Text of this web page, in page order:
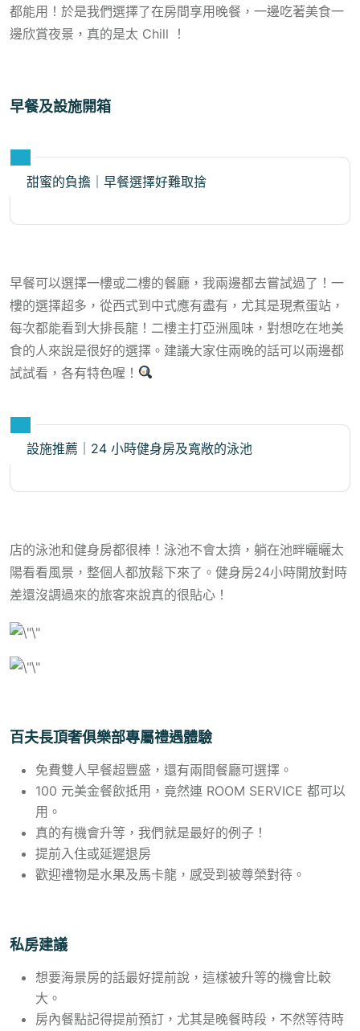
都能用！於是我們選擇了在房間享用晚餐，一邊吃著美食一
邊欣賞夜景，真的是太 Chill ！
早餐及設施開箱
甜蜜的負擔｜早餐選擇好難取捨
早餐可以選擇一樓或二樓的餐廳，我兩邊都去嘗試過了！一
樓的選擇超多，從西式到中式應有盡有，尤其是現煮蛋站，
每次都能看到大排長龍！二樓主打亞洲風味，對想吃在地美
食的人來說是很好的選擇。建議大家住兩晚的話可以兩邊都
試試看，各有特色喔！
設施推薦｜24 小時健身房及寬敞的泳池
店的泳池和健身房都很棒！泳池不會太擠，躺在池畔曬曬太
陽看看風景，整個人都放鬆下來了。健身房24小時開放對時
差還沒調過來的旅客來說真的很貼心！
百夫長頂奢俱樂部專屬禮遇體驗
免費雙人早餐超豐盛，還有兩間餐廳可選擇。
100 元美金餐飲抵用，竟然連 ROOM SERVICE 都可以
用。
真的有機會升等，我們就是最好的例子！
提前入住或延遲退房
歡迎禮物是水果及馬卡龍，感受到被尊榮對待。
私房建議
想要海景房的話最好提前說，這樣被升等的機會比較
大。
房內餐點記得提前預訂，尤其是晚餐時段，不然等待時